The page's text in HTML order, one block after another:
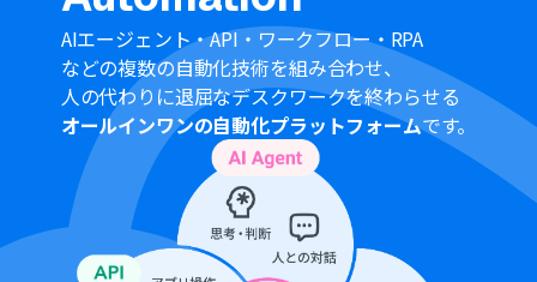
ecforceはチームプラン・サクセスプランでのみご利用い
ただけるアプリとなっております。フリープラン・ミニプ
ランの場合は設定しているフローボットのオペレーショ
ンやデータコネクトはエラーとなりますので、ご注意くだ
さい。
チームプランやサクセスプランなどの有料プランは、2週
間の無料トライアルを行うことが可能です。無料トライア
ル中には制限対象のアプリを使用することができます。
トリガーは5分、10分、15分、30分、60分の間隔で起動
間隔を選択できます。
プランによって最短の起動間隔が異なりますので、ご注意
ください。
AIエージェント・API・ワークフロー・RPA
などの複数の自動化技術を組み合わせ、
人の代わりに退屈なデスクワークを終わらせる
オールインワンの自動化プラットフォームです。